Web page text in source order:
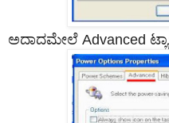
ಅದಾದಮೇಲೆ Advanced